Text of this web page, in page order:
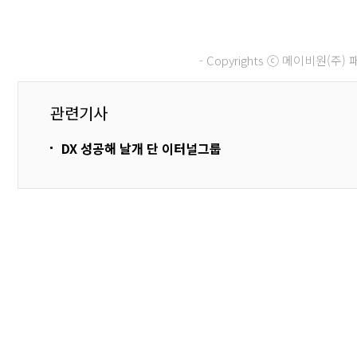
- Copyrights ⓒ 메이비원(주)
관련기사
DX 성공해 날개 단 이터널그룹